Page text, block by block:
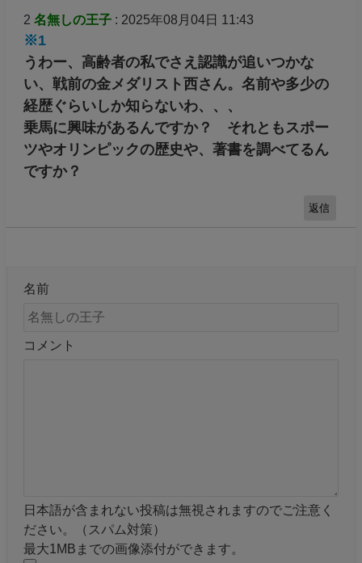
2 名無しの王子: 2025年08月04日 11:43
※1
うわー、高齢者の私でさえ認識が追いつかな
い、戦前の金メダリスト西さん。名前や多少の
経歴ぐらいしか知らないわ、、、
乗馬に興味があるんですか？ それともスポー
ツやオリンピックの歴史や、著書を調べてるん
ですか？
返信
名前
コメント
最大1MBまでの画像添付ができます。
日本語が含まれない投稿は無視されますのでご注意く
ださい。（スパム対策）